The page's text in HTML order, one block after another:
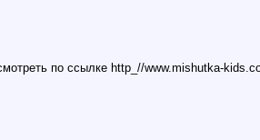
по ссылке http_//www.mishutka-